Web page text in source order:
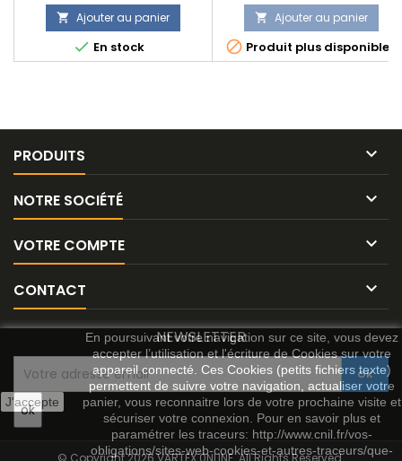
 Ajouter au panier
 En stock
 Ajouter au panier
 Produit plus disponible
PRODUITS 
NOTRE SOCIÉTÉ 
VOTRE COMPTE 
CONTACT 
J'accepte
En poursuivant votre navigation sur ce site, vous devez
accepter l’utilisation et l'écriture de Cookies sur votre
appareil connecté. Ces Cookies (petits fichiers texte)
permettent de suivre votre navigation, actualiser votre
panier, vous reconnaitre lors de votre prochaine visite et
sécuriser votre connexion. Pour en savoir plus et
paramétrer les traceurs: http://www.cnil.fr/vos-
obligations/sites-web-cookies-et-autres-traceurs/que-
NEWSLETTER